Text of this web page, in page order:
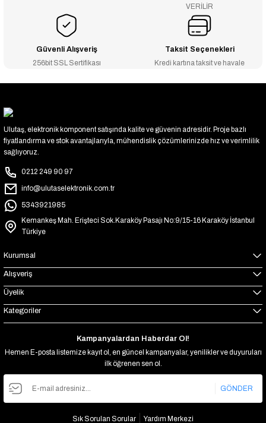
VERİLİR
Güvenli Alışveriş
256bit SSL Sertifikası
Taksit Seçenekleri
Kredi kartına taksit ve havale
Ulutaş, elektronik komponent satışında kalite ve güvenin adresidir. Proje bazlı
fiyatlandırma ve stok avantajlarıyla, mühendislik çözümlerinizde hız ve verimlilik
sağlıyoruz.
0212 249 90 97
info@ulutaselektronik.com.tr
5343921985
Kemankeş Mah. Erişteci Sok.Karaköy Pasajı No:9/15-16 Karaköy İstanbul
Türkiye
Kurumsal
Alışveriş
Üyelik
Kategoriler
Kampanyalardan Haberdar Ol!
Hemen E-posta listemize kayıt ol, en güncel kampanyalar, yenilikler ve duyuruları
ilk öğrenen sen ol.
GÖNDER
Sık Sorulan Sorular Yardım Merkezi